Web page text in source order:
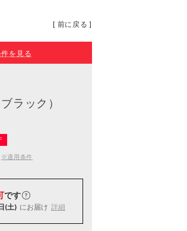
[ 前に戻る ]
を見る
ラック）
※適用条件
です
(土) にお届け 詳細